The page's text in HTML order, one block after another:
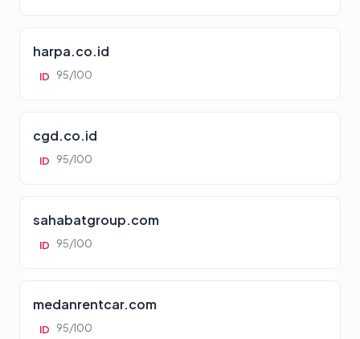
harpa.co.id
ID 95/100
cgd.co.id
ID 95/100
sahabatgroup.com
ID 95/100
medanrentcar.com
ID 95/100